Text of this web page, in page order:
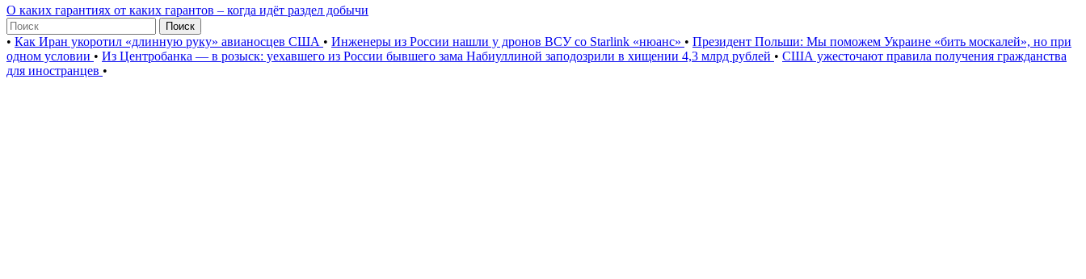
О каких гарантиях от каких гарантов – когда идёт раздел добычи
Поиск
• Как Иран укоротил «длинную руку» авианосцев США • Инженеры из России нашли у дронов ВСУ со Starlink «нюанс» • Президент Польши: Мы поможем Украине «бить москалей», но при
одном условии • Из Центробанка — в розыск: уехавшего из России бывшего зама Набиуллиной заподозрили в хищении 4,3 млрд рублей • США ужесточают правила получения гражданства
для иностранцев •